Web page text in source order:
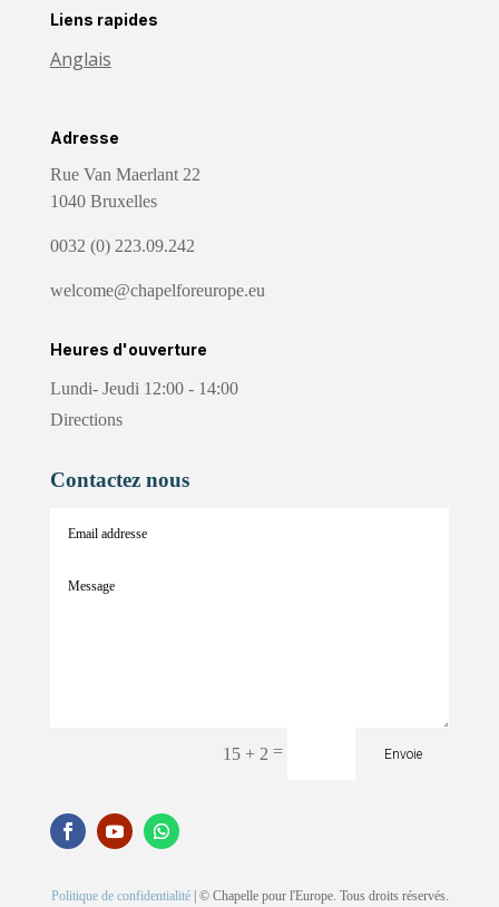
Liens rapides
Anglais
Adresse
Rue Van Maerlant 22
1040 Bruxelles
0032 (0) 223.09.242
welcome@chapelforeurope.eu
Heures d'ouverture
Lundi- Jeudi 12:00 - 14:00
Directions
Contactez nous
15 + 2 = Envoie
Politique de confidentialité | © Chapelle pour l'Europe. Tous droits réservés.